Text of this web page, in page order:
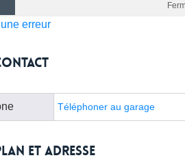
erreur
Téléphoner au garage
et adresse